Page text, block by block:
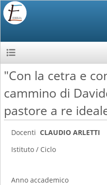
"Con la cetra e
cammino di
pastore a re
Docenti CLAUDIO ARLETTI
Istituto / Ciclo
Anno accademico